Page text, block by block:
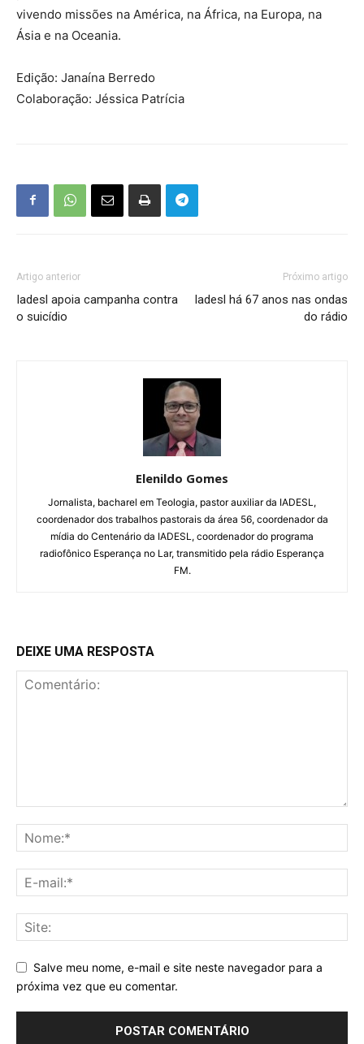
vivendo missões na América, na África, na Europa, na
Ásia e na Oceania.
Edição: Janaína Berredo
Colaboração: Jéssica Patrícia
Artigo anterior
Iadesl apoia campanha contra
o suicídio
Próximo artigo
Iadesl há 67 anos nas ondas
do rádio
Elenildo Gomes
Jornalista, bacharel em Teologia, pastor auxiliar da IADESL,
coordenador dos trabalhos pastorais da área 56, coordenador da
mídia do Centenário da IADESL, coordenador do programa
radiofônico Esperança no Lar, transmitido pela rádio Esperança
FM.
DEIXE UMA RESPOSTA
Salve meu nome, e-mail e site neste navegador para a
próxima vez que eu comentar.